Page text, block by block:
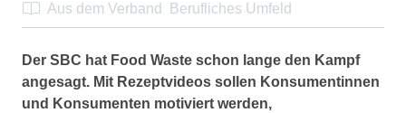
Aus dem Verband
Berufliches Umfeld
Der SBC hat Food Waste schon lange den Kampf
angesagt. Mit Rezeptvideos sollen Konsumentinnen
und Konsumenten motiviert werden,